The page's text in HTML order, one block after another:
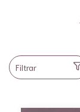
Filtrar